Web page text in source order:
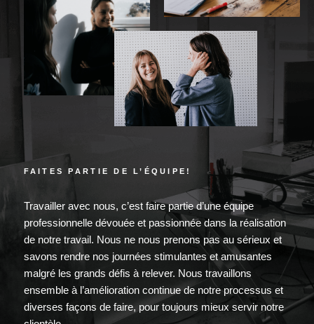
FAITES PARTIE DE L’ÉQUIPE!
Travailler avec nous, c’est faire partie d’une équipe
professionnelle dévouée et passionnée dans la réalisation
de notre travail. Nous ne nous prenons pas au sérieux et
savons rendre nos journées stimulantes et amusantes
malgré les grands défis à relever. Nous travaillons
ensemble à l’amélioration continue de notre processus et
diverses façons de faire, pour toujours mieux servir notre